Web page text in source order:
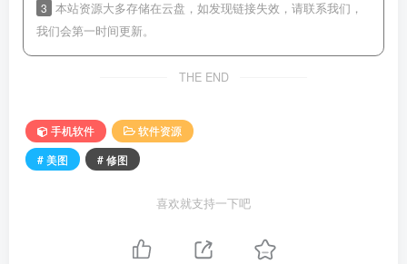
3 本站资源大多存储在云盘，如发现链接失效，请联系我们，
我们会第一时间更新。
THE END
手机软件
软件资源
# 美图
# 修图
喜欢就支持一下吧